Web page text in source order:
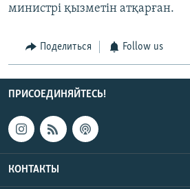
министрі қызметін атқарған.
Поделиться Follow us
ПРИСОЕДИНЯЙТЕСЬ!
КОНТАКТЫ